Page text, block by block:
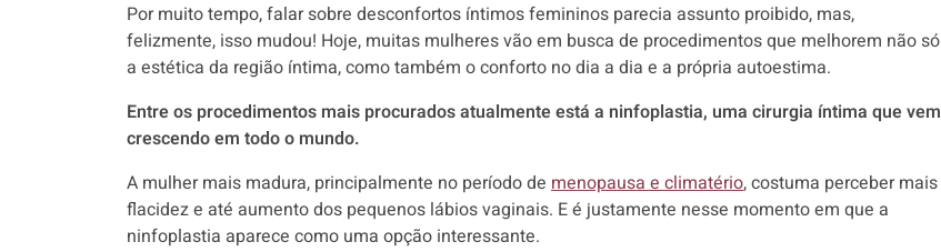
Por muito tempo, falar sobre desconfortos íntimos femininos parecia assunto proibido, mas,
felizmente, isso mudou! Hoje, muitas mulheres vão em busca de procedimentos que melhorem não só
a estética da região íntima, como também o conforto no dia a dia e a própria autoestima.
Entre os procedimentos mais procurados atualmente está a ninfoplastia, uma cirurgia íntima que vem
crescendo em todo o mundo.
A mulher mais madura, principalmente no período de menopausa e climatério, costuma perceber mais
flacidez e até aumento dos pequenos lábios vaginais. E é justamente nesse momento em que a
ninfoplastia aparece como uma opção interessante.